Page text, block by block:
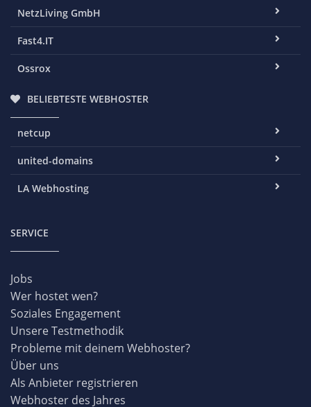
NetzLiving GmbH
Fast4.IT
Ossrox
BELIEBTESTE WEBHOSTER
netcup
united-domains
LA Webhosting
SERVICE
Jobs
Wer hostet wen?
Soziales Engagement
Unsere Testmethodik
Probleme mit deinem Webhoster?
Über uns
Als Anbieter registrieren
Webhoster des Jahres